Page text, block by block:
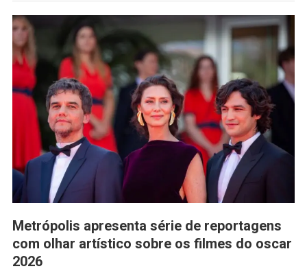
Metrópolis apresenta série de reportagens
com olhar artístico sobre os filmes do oscar
2026